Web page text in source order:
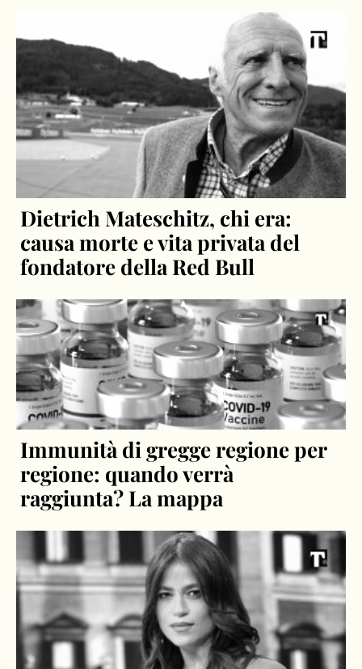
Dietrich Mateschitz, chi era:
causa morte e vita privata del
fondatore della Red Bull
Immunità di gregge regione per
regione: quando verrà
raggiunta? La mappa